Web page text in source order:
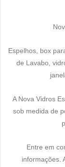
Espelhos, box
de Lavabo,
A Nova Vidros
sob medida de
Entre em
informações.